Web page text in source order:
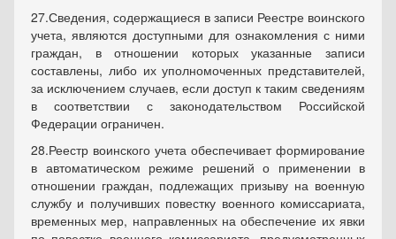
27.Сведения, содержащиеся в записи Реестре воинского
учета, являются доступными для ознакомления с ними
граждан, в отношении которых указанные записи
составлены, либо их уполномоченных представителей,
за исключением случаев, если доступ к таким сведениям
в соответствии с законодательством Российской
Федерации ограничен.
28.Реестр воинского учета обеспечивает формирование
в автоматическом режиме решений о применении в
отношении граждан, подлежащих призыву на военную
службу и получивших повестку военного комиссариата,
временных мер, направленных на обеспечение их явки